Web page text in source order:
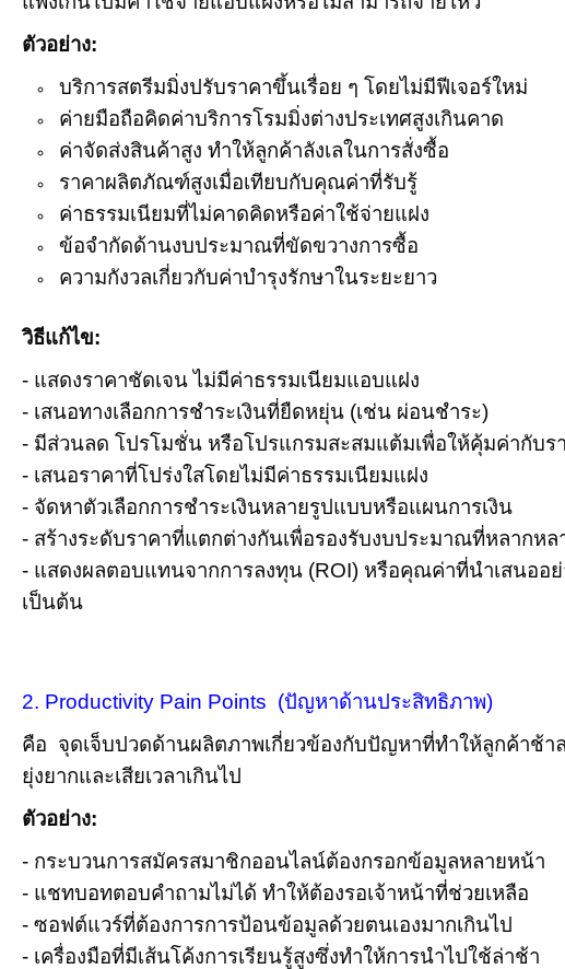
ตัวอย่าง:
บริการสตรีมมิ่งปรับราคาขึ้นเรื่อย ๆ โดยไม่มีฟีเจอร์ใหม่
ค่ายมือถือคิดค่าบริการโรมมิ่งต่างประเทศสูงเกินคาด
ค่าจัดส่งสินค้าสูง ทำให้ลูกค้าลังเลในการสั่งซื้อ
ราคาผลิตภัณฑ์สูงเมื่อเทียบกับคุณค่าที่รับรู้
ค่าธรรมเนียมที่ไม่คาดคิดหรือค่าใช้จ่ายแฝง
ข้อจำกัดด้านงบประมาณที่ขัดขวางการซื้อ
ความกังวลเกี่ยวกับค่าบำรุงรักษาในระยะยาว
วิธีแก้ไข:
- แสดงราคาชัดเจน ไม่มีค่าธรรมเนียมแอบแฝง
- เสนอทางเลือกการชำระเงินที่ยืดหยุ่น (เช่น ผ่อนชำระ)
- มีส่วนลด โปรโมชั่น หรือโปรแกรมสะสมแต้มเพื่อให้คุ้มค่ากับร
- เสนอราคาที่โปร่งใสโดยไม่มีค่าธรรมเนียมแฝง
- จัดหาตัวเลือกการชำระเงินหลายรูปแบบหรือแผนการเงิน
- สร้างระดับราคาที่แตกต่างกันเพื่อรองรับงบประมาณที่หลากหล
- แสดงผลตอบแทนจากการลงทุน (ROI) หรือคุณค่าที่นำเสนออย่
เป็นต้น
2. Productivity Pain Points (ปัญหาด้านประสิทธิภาพ)
คือ จุดเจ็บปวดด้านผลิตภาพเกี่ยวข้องกับปัญหาที่ทำให้ลูกค้าช้า
ยุ่งยากและเสียเวลาเกินไป
ตัวอย่าง:
- กระบวนการสมัครสมาชิกออนไลน์ต้องกรอกข้อมูลหลายหน้า
- แชทบอทตอบคำถามไม่ได้ ทำให้ต้องรอเจ้าหน้าที่ช่วยเหลือ
- ซอฟต์แวร์ที่ต้องการการป้อนข้อมูลด้วยตนเองมากเกินไป
- เครื่องมือที่มีเส้นโค้งการเรียนรู้สูงซึ่งทำให้การนำไปใช้ล่าช้า